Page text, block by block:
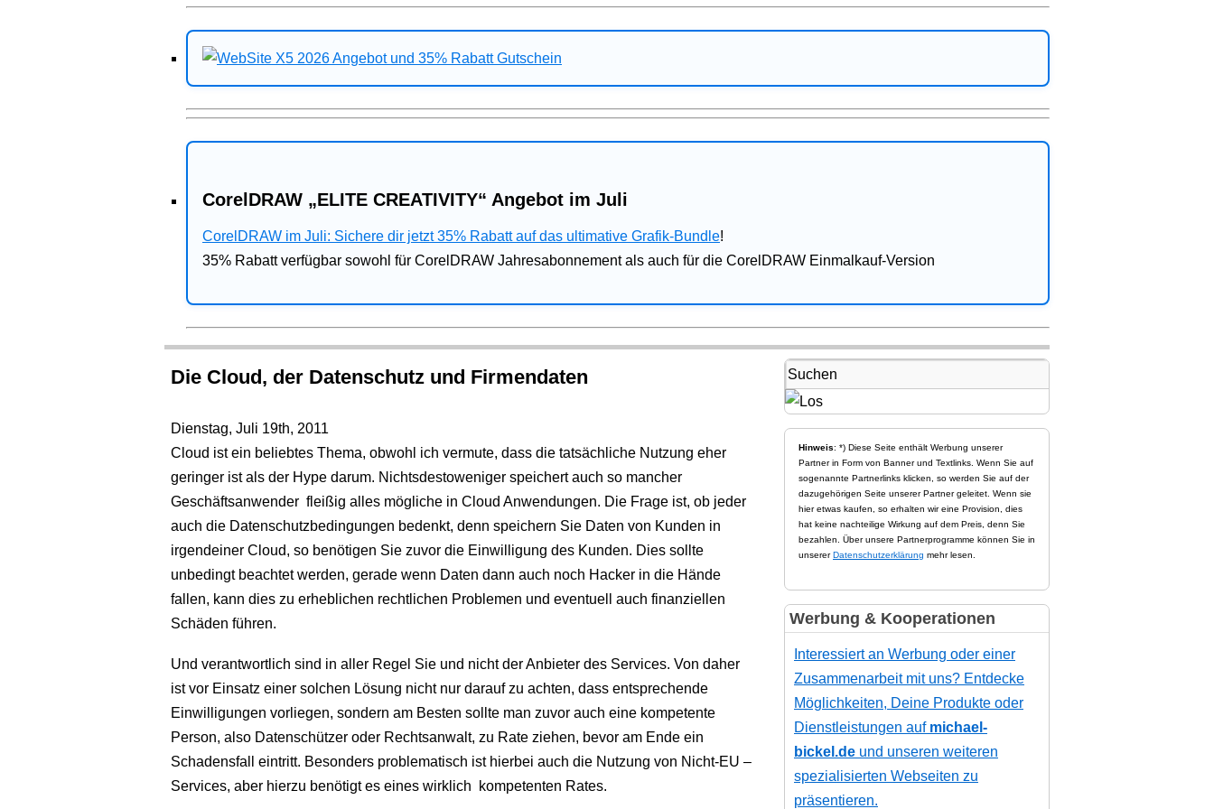
CorelDRAW „ELITE CREATIVITY“ Angebot im Juli
CorelDRAW im Juli: Sichere dir jetzt 35% Rabatt auf das ultimative Grafik-Bundle!
35% Rabatt verfügbar sowohl für CorelDRAW Jahresabonnement als auch für die CorelDRAW Einmalkauf-Version
Die Cloud, der Datenschutz und Firmendaten
Dienstag, Juli 19th, 2011
Cloud ist ein beliebtes Thema, obwohl ich vermute, dass die tatsächliche Nutzung eher
geringer ist als der Hype darum. Nichtsdestoweniger speichert auch so mancher
Geschäftsanwender fleißig alles mögliche in Cloud Anwendungen. Die Frage ist, ob jeder
auch die Datenschutzbedingungen bedenkt, denn speichern Sie Daten von Kunden in
irgendeiner Cloud, so benötigen Sie zuvor die Einwilligung des Kunden. Dies sollte
unbedingt beachtet werden, gerade wenn Daten dann auch noch Hacker in die Hände
fallen, kann dies zu erheblichen rechtlichen Problemen und eventuell auch finanziellen
Schäden führen.
Und verantwortlich sind in aller Regel Sie und nicht der Anbieter des Services. Von daher
ist vor Einsatz einer solchen Lösung nicht nur darauf zu achten, dass entsprechende
Einwilligungen vorliegen, sondern am Besten sollte man zuvor auch eine kompetente
Person, also Datenschützer oder Rechtsanwalt, zu Rate ziehen, bevor am Ende ein
Schadensfall eintritt. Besonders problematisch ist hierbei auch die Nutzung von Nicht-EU –
Services, aber hierzu benötigt es eines wirklich kompetenten Rates.
Hinweis: *) Diese Seite enthält Werbung unserer
Partner in Form von Banner und Textlinks. Wenn Sie auf
sogenannte Partnerlinks klicken, so werden Sie auf der
dazugehörigen Seite unserer Partner geleitet. Wenn sie
hier etwas kaufen, so erhalten wir eine Provision, dies
hat keine nachteilige Wirkung auf dem Preis, denn Sie
bezahlen. Über unsere Partnerprogramme können Sie in
unsererDatenschutzerklärung mehr lesen.
Werbung & Kooperationen
Interessiert an Werbung oder einer
Zusammenarbeit mit uns? Entdecke
Möglichkeiten, Deine Produkte oder
Dienstleistungen auf michael-
bickel.de und unseren weiteren
spezialisierten Webseiten zu
präsentieren.